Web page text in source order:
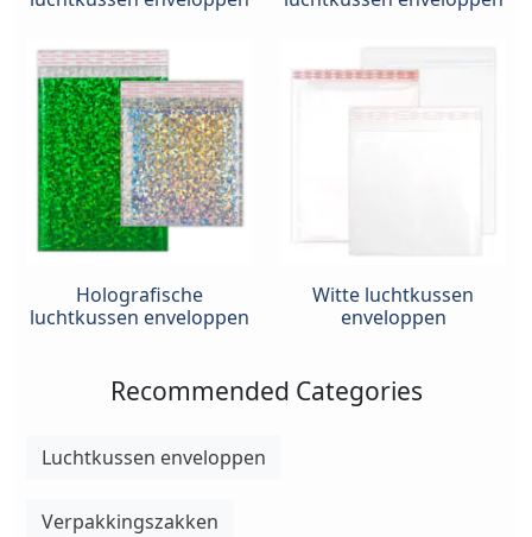
Holografische
luchtkussen enveloppen
Witte luchtkussen
enveloppen
Recommended Categories
Luchtkussen enveloppen
Verpakkingszakken